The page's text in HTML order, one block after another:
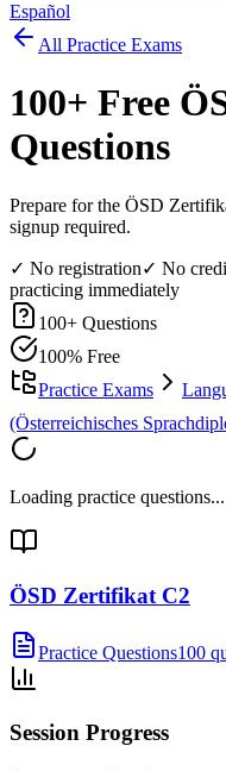
Español
All Practice Exams
100+ Free
Questions
Prepare for the ÖSD
signup required.
✓ No registration✓ No
practicing immediately
100+ Questions
100% Free
Practice Exams
(Österreichisches
Loading practice questions...
ÖSD Zertifikat C2
Practice Questions100
Session Progress